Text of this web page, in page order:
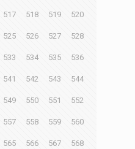
517 518 519 520
525 526 527 528
533 534 535 536
541 542 543 544
549 550 551 552
557 558 559 560
565 566 567 568